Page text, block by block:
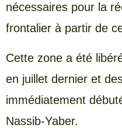
nécessaires pour la
frontalier à partir de
Cette zone a été
en juillet dernier et
immédiatement
Nassib-Yaber.